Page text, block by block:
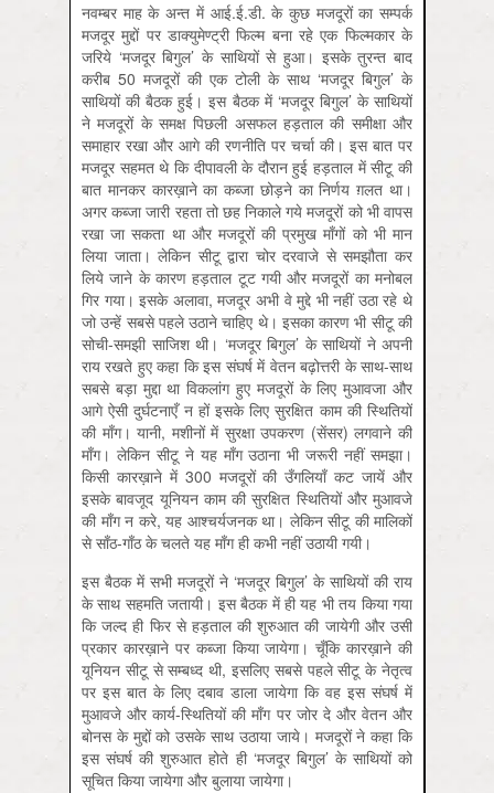
नवम्बर माह के अन्त में आई.ई.डी. के कुछ मजदूरों का सम्पर्क
मजदूर मुद्दों पर डाक्युमेण्ट्री फिल्म बना रहे एक फिल्मकार के
जरिये ‘मजदूर बिगुल’ के साथियों से हुआ। इसके तुरन्त बाद
करीब 50 मजदूरों की एक टोली के साथ ‘मजदूर बिगुल’ के
साथियों की बैठक हुई। इस बैठक में ‘मजदूर बिगुल’ के साथियों
ने मजदूरों के समक्ष पिछली असफल हड़ताल की समीक्षा और
समाहार रखा और आगे की रणनीति पर चर्चा की। इस बात पर
मजदूर सहमत थे कि दीपावली के दौरान हुई हड़ताल में सीटू की
बात मानकर कारख़ाने का कब्जा छोड़ने का निर्णय ग़लत था।
अगर कब्जा जारी रहता तो छह निकाले गये मजदूरों को भी वापस
रखा जा सकता था और मजदूरों की प्रमुख माँगों को भी मान
लिया जाता। लेकिन सीटू द्वारा चोर दरवाजे से समझौता कर
लिये जाने के कारण हड़ताल टूट गयी और मजदूरों का मनोबल
गिर गया। इसके अलावा, मजदूर अभी वे मुद्दे भी नहीं उठा रहे थे
जो उन्हें सबसे पहले उठाने चाहिए थे। इसका कारण भी सीटू की
सोची-समझी साजिश थी। ‘मजदूर बिगुल’ के साथियों ने अपनी
राय रखते हुए कहा कि इस संघर्ष में वेतन बढ़ोत्तरी के साथ-साथ
सबसे बड़ा मुद्दा था विकलांग हुए मजदूरों के लिए मुआवजा और
आगे ऐसी दुर्घटनाएँ न हों इसके लिए सुरक्षित काम की स्थितियों
की माँग। यानी, मशीनों में सुरक्षा उपकरण (सेंसर) लगवाने की
माँग। लेकिन सीटू ने यह माँग उठाना भी जरूरी नहीं समझा।
किसी कारख़ाने में 300 मजदूरों की उँगलियाँ कट जायें और
इसके बावजूद यूनियन काम की सुरक्षित स्थितियों और मुआवजे
की माँग न करे, यह आश्चर्यजनक था। लेकिन सीटू की मालिकों
से साँठ-गाँठ के चलते यह माँग ही कभी नहीं उठायी गयी।
इस बैठक में सभी मजदूरों ने ‘मजदूर बिगुल’ के साथियों की राय
के साथ सहमति जतायी। इस बैठक में ही यह भी तय किया गया
कि जल्द ही फिर से हड़ताल की शुरुआत की जायेगी और उसी
प्रकार कारख़ाने पर कब्जा किया जायेगा। चूँकि कारख़ाने की
यूनियन सीटू से सम्बध्द थी, इसलिए सबसे पहले सीटू के नेतृत्व
पर इस बात के लिए दबाव डाला जायेगा कि वह इस संघर्ष में
मुआवजे और कार्य-स्थितियों की माँग पर जोर दे और वेतन और
बोनस के मुद्दों को उसके साथ उठाया जाये। मजदूरों ने कहा कि
इस संघर्ष की शुरुआत होते ही ‘मजदूर बिगुल’ के साथियों को
सूचित किया जायेगा और बुलाया जायेगा।